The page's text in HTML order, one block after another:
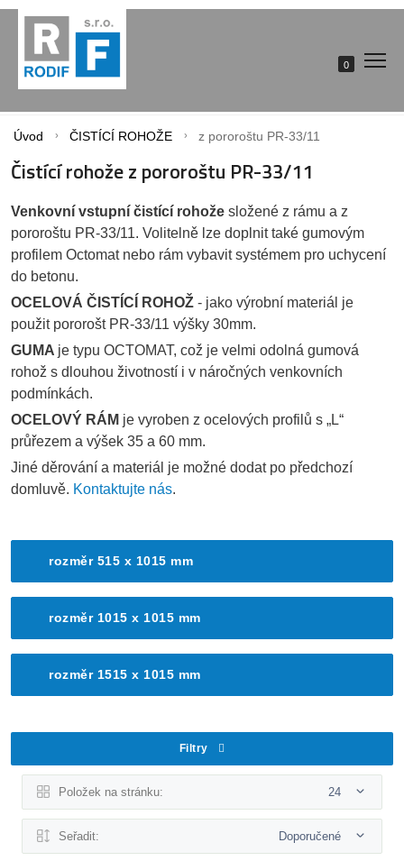
0
Úvod ČISTÍCÍ ROHOŽE z pororoštu PR-33/11
Čistící rohože z pororoštu PR-33/11
Venkovní vstupní čistící rohože složené z rámu a z
pororoštu PR-33/11. Volitelně lze doplnit také gumovým
profilem Octomat nebo rám vybavit systémem pro uchycení
do betonu.
OCELOVÁ ČISTÍCÍ ROHOŽ - jako výrobní materiál je
použit pororošt PR-33/11 výšky 30mm.
GUMA je typu OCTOMAT, což je velmi odolná gumová
rohož s dlouhou životností i v náročných venkovních
podmínkách.
OCELOVÝ RÁM je vyroben z ocelových profilů s „L“
průřezem a výšek 35 a 60 mm.
Jiné děrování a materiál je možné dodat po předchozí
domluvě. Kontaktujte nás.
rozměr 515 x 1015 mm
rozměr 1015 x 1015 mm
rozměr 1515 x 1015 mm
Filtry
Položek na stránku: 24
Seřadit: Doporučené